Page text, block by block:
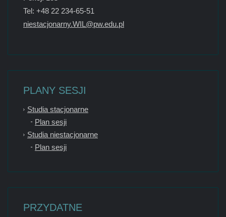
Tel: +48 22 234-65-51
niestacjonarny.WIL@pw.edu.pl
PLANY SESJI
Studia stacjonarne
Plan sesji
Studia niestacjonarne
Plan sesji
PRZYDATNE